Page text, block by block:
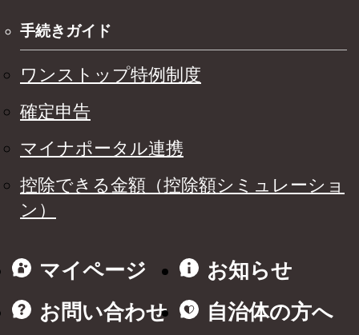
手続きガイド
ワンストップ特例制度
確定申告
マイナポータル連携
控除できる金額（控除額シミュレーショ
ン）
マイページ
お知らせ
お問い合わせ
自治体の方へ